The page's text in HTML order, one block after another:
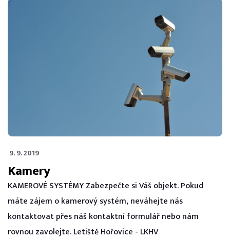
9. 9. 2019
Kamery
KAMEROVÉ SYSTÉMY Zabezpečte si Váš objekt. Pokud
máte zájem o kamerový systém, neváhejte nás
kontaktovat přes náš kontaktní formulář nebo nám
rovnou zavolejte. Letiště Hořovice - LKHV